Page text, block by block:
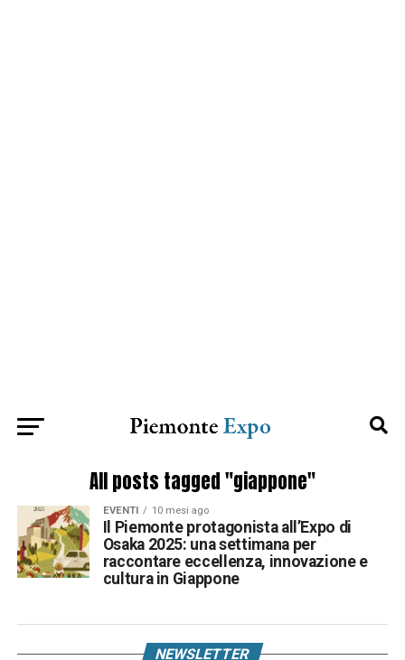
All posts tagged "giappone"
EVENTI 10 mesi ago
Il Piemonte protagonista all’Expo di
Osaka 2025: una settimana per
raccontare eccellenza, innovazione e
cultura in Giappone
NEWSLETTER